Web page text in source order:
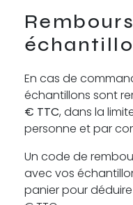
En cas de
échantillons sont
€ TTC, dans la
personne et par
Un code de
avec vos
panier pour